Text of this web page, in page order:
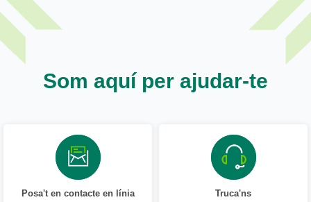
Som aquí per ajudar-te
Posa't en contacte en línia Truca'ns